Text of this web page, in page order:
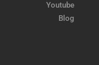
Youtube
Blog